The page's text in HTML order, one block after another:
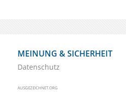
MEINUNG & SICHERHEIT
Datenschutz
AUSGEZEICHNET.ORG